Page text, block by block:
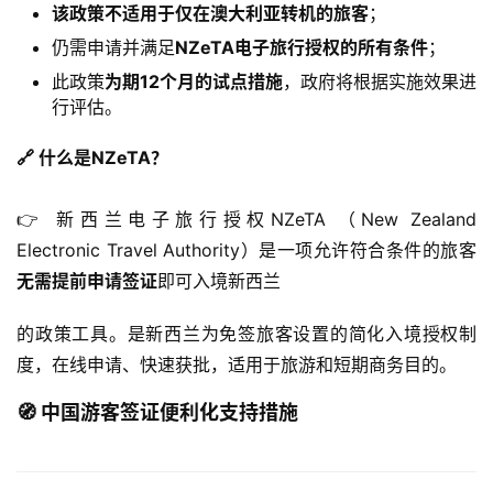
联
该政策不适用于仅在澳大利亚转机的旅客；
仍需申请并满足NZeTA电子旅行授权的所有条件；
此政策为期12个月的试点措施，政府将根据实施效果进
行评估。
🔗 什么是NZeTA？
👉 新西兰电子旅行授权NZeTA （New Zealand
Electronic Travel Authority）是一项允许符合条件的旅客
无需提前申请签证即可入境新西兰
的政策工具。是新西兰为免签旅客设置的简化入境授权制
度，在线申请、快速获批，适用于旅游和短期商务目的。
🧭 中国游客签证便利化支持措施